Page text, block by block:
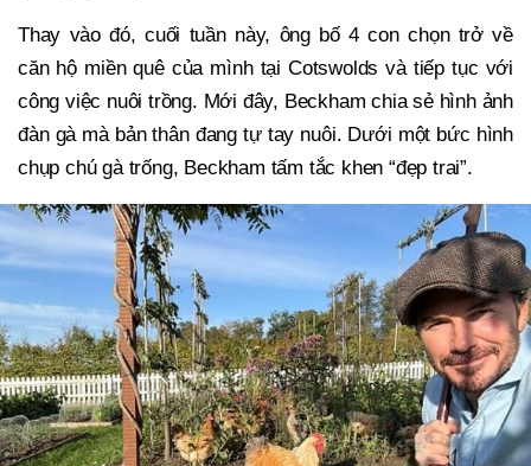
Thay vào đó, cuối tuần này, ông bố 4 con chọn trở về
căn hộ miền quê của mình tại Cotswolds và tiếp tục với
công việc nuôi trồng. Mới đây, Beckham chia sẻ hình ảnh
đàn gà mà bản thân đang tự tay nuôi. Dưới một bức hình
chụp chú gà trống, Beckham tấm tắc khen “đẹp trai”.